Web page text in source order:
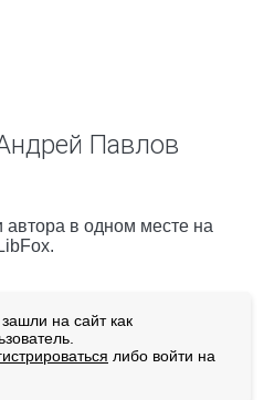
Павлов
в одном месте на
на сайт как
либо войти на